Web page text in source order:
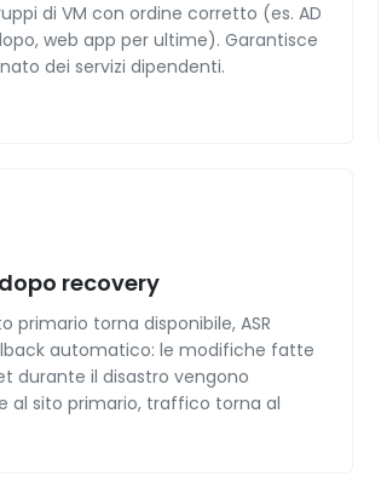
di VM con ordine corretto (es. AD
web app per ultime). Garantisce
dei servizi dipendenti.
recovery
primario torna disponibile, ASR
automatico: le modifiche fatte
durante il disastro vengono
al sito primario, traffico torna al